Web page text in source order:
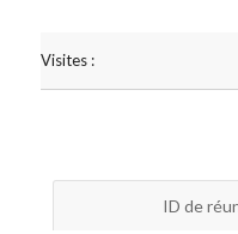
Visites :
ID de